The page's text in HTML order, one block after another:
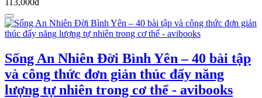
Sống An Nhiên Đời Bình Yên – 40 bài tập
và công thức đơn giản thúc đẩy năng
lượng tự nhiên trong cơ thể - avibooks